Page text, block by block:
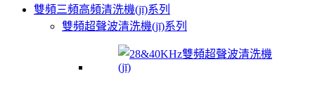
雙頻三頻高頻清洗機(jī)系列
雙頻超聲波清洗機(jī)系列